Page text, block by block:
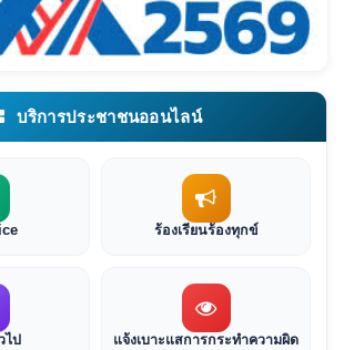
บริการประชาชนออนไลน์
ร้องเรียนร้องทุกข์
ไป แจ้งเบาะแสการกระทำความผิด